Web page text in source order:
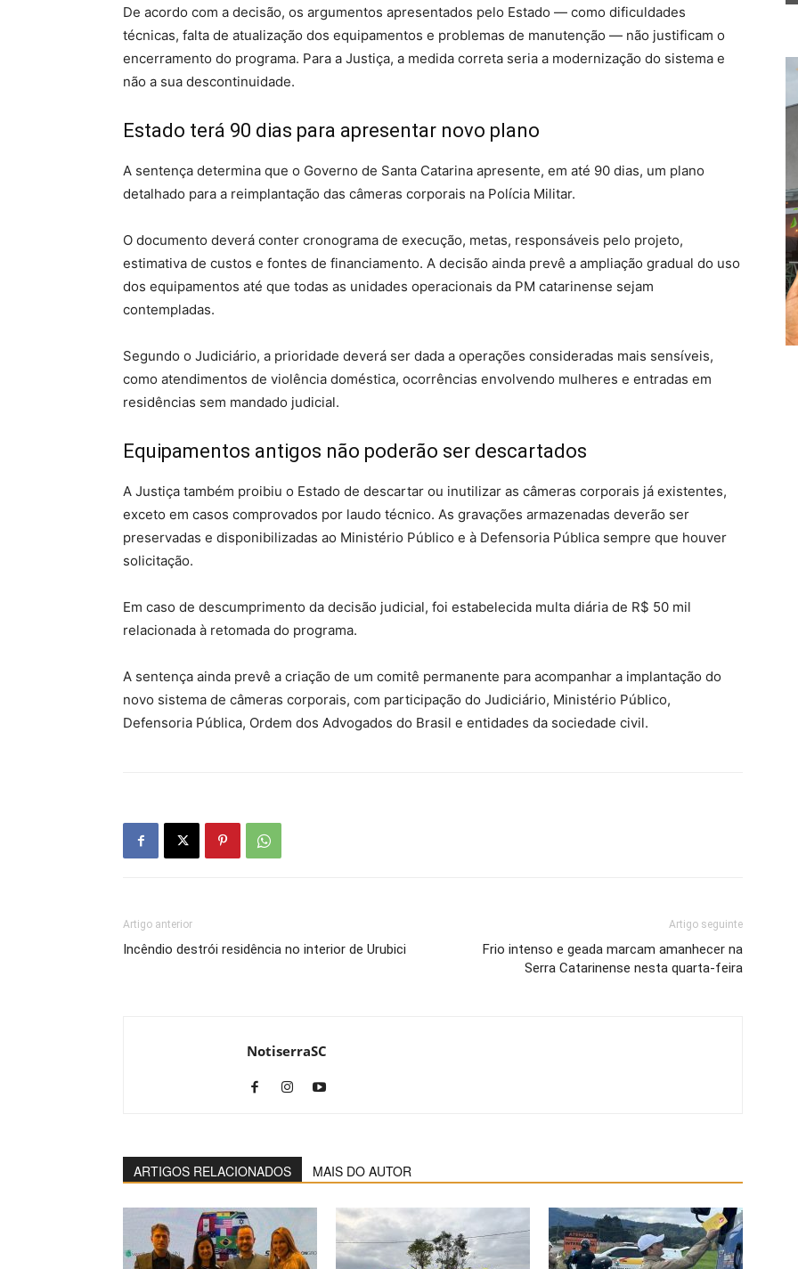
De acordo com a decisão, os argumentos apresentados pelo Estado — como dificuldades
técnicas, falta de atualização dos equipamentos e problemas de manutenção — não justificam o
encerramento do programa. Para a Justiça, a medida correta seria a modernização do sistema e
não a sua descontinuidade.
Estado terá 90 dias para apresentar novo plano
A sentença determina que o Governo de Santa Catarina apresente, em até 90 dias, um plano
detalhado para a reimplantação das câmeras corporais na Polícia Militar.
O documento deverá conter cronograma de execução, metas, responsáveis pelo projeto,
estimativa de custos e fontes de financiamento. A decisão ainda prevê a ampliação gradual do uso
dos equipamentos até que todas as unidades operacionais da PM catarinense sejam
contempladas.
Segundo o Judiciário, a prioridade deverá ser dada a operações consideradas mais sensíveis,
como atendimentos de violência doméstica, ocorrências envolvendo mulheres e entradas em
residências sem mandado judicial.
Equipamentos antigos não poderão ser descartados
A Justiça também proibiu o Estado de descartar ou inutilizar as câmeras corporais já existentes,
exceto em casos comprovados por laudo técnico. As gravações armazenadas deverão ser
preservadas e disponibilizadas ao Ministério Público e à Defensoria Pública sempre que houver
solicitação.
Em caso de descumprimento da decisão judicial, foi estabelecida multa diária de R$ 50 mil
relacionada à retomada do programa.
A sentença ainda prevê a criação de um comitê permanente para acompanhar a implantação do
novo sistema de câmeras corporais, com participação do Judiciário, Ministério Público,
Defensoria Pública, Ordem dos Advogados do Brasil e entidades da sociedade civil.
Artigo anterior
Incêndio destrói residência no interior de Urubici
Artigo seguinte
Frio intenso e geada marcam amanhecer na
Serra Catarinense nesta quarta-feira
NotiserraSC
ARTIGOS RELACIONADOS MAIS DO AUTOR